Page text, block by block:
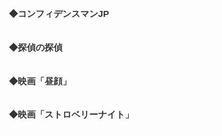
◆コンフィデンスマンJP
◆探偵の探偵
◆映画「昼顔」
◆映画「ストロベリーナイト」